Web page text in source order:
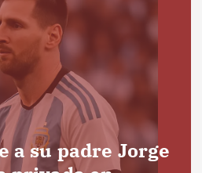
a su padre Jorge